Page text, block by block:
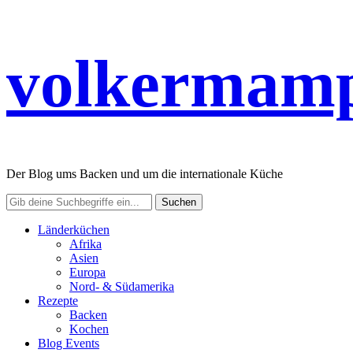
Der Blog ums Backen und um die internationale Küche
Länderküchen
Afrika
Asien
Europa
Nord- & Südamerika
Rezepte
Backen
Kochen
Blog Events